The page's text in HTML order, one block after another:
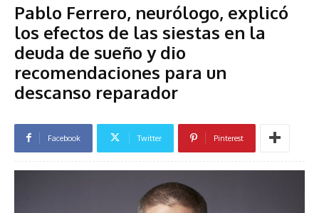
Pablo Ferrero, neurólogo, explicó
los efectos de las siestas en la
deuda de sueño y dio
recomendaciones para un
descanso reparador
Facebook Twitter Pinterest